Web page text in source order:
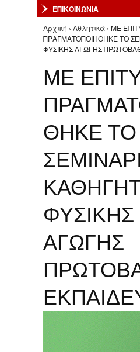
ΕΠΙΚΟΙΝΩΝΙΑ
Είστε εδώ
Αρχική › Αθλητικά › ΜΕ
ΠΡΑΓΜΑΤΟΠΟΙΗΘΗΚΕ ΤΟ
ΦΥΣΙΚΗΣ ΑΓΩΓΗΣ
ΜΕ
ΘΗΚΕ ΤΟ
ΦΥΣΙΚΗΣ
ΑΓΩΓΗΣ